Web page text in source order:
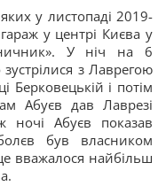
у листопаді 2019-
у центрі Києва у
У ніч на 6
з Лаврегою
Берковецькій і потім
Абуєв дав Лаврезі
ночі Абуєв показав
був власником
вважалося найбільш